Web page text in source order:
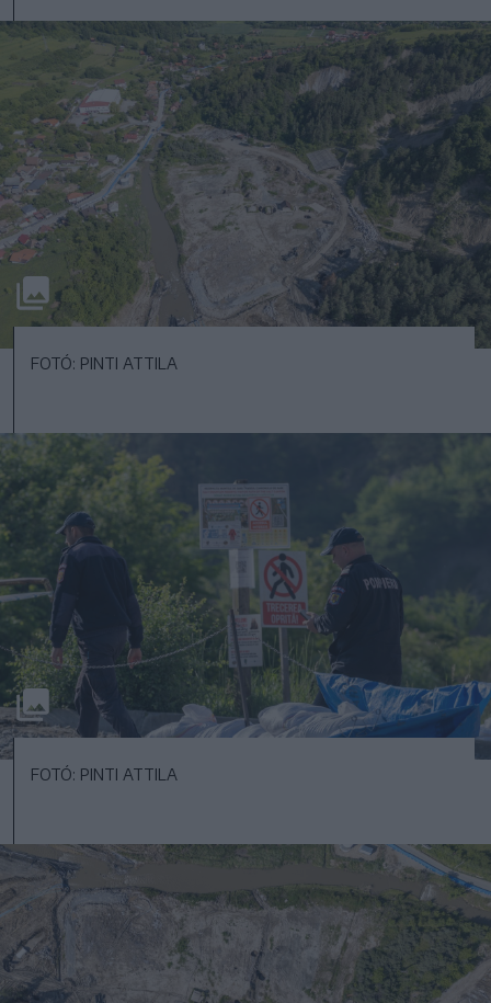
FOTÓ: PINTI ATTILA
FOTÓ: PINTI ATTILA